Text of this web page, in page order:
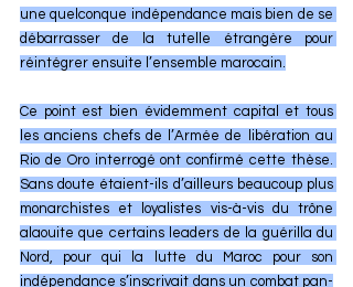
une quelconque indépendance mais bien de se
débarrasser de la tutelle étrangère pour
réintégrer ensuite l’ensemble marocain.
Ce point est bien évidemment capital et tous
les anciens chefs de l’Armée de libération au
Rio de Oro interrogé ont confirmé cette thèse.
Sans doute étaient-ils d’ailleurs beaucoup plus
monarchistes et loyalistes vis-à-vis du trône
alaouite que certains leaders de la guérilla du
Nord, pour qui la lutte du Maroc pour son
indépendance s’inscrivait dans un combat pan-